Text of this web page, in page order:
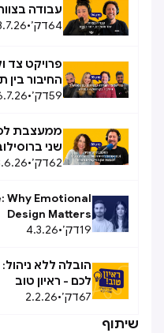
עבודה
64דק׳•
פרויקט צד
החיבור בין
59דק׳•
ממעצבת
שני
מאחור
62דק׳•
Why Emotional
Design Matters
19דק׳•
4.3.26
הובלה ללא
לכם - ראיון טוב
67דק׳•
2.2.26
שיתוף